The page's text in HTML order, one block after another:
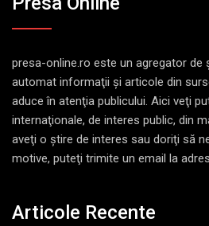
presa-online.ro este un agregator de
automat informaţii şi articole din
aduce în atenţia publicului. Aici veţi
internaţionale, de interes public, din
aveţi o ştire de interes sau doriţi să
motive, puteţi trimite un email la
Articole Recente